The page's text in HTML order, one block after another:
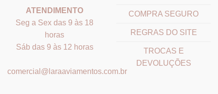
ATENDIMENTO
Seg a Sex das 9 às 18
horas
Sáb das 9 às 12 horas
comercial@laraaviamentos.com.br
COMPRA SEGURO
REGRAS DO SITE
TROCAS E
DEVOLUÇÕES